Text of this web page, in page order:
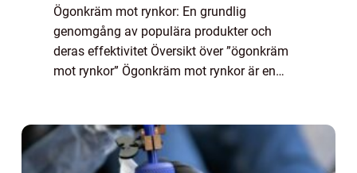
Ögonkräm mot rynkor: En grundlig
genomgång av populära produkter och
deras effektivitet Översikt över ”ögonkräm
mot rynkor” Ögonkräm mot rynkor är en
förebygga uppko...